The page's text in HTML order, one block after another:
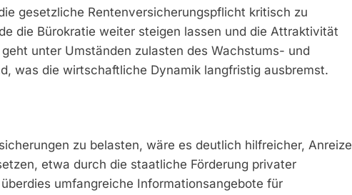
gesetzliche Rentenversicherungspflicht kritisch zu
die Bürokratie weiter steigen lassen und die Attraktivität
unter Umständen zulasten des Wachstums- und
was die wirtschaftliche Dynamik langfristig ausbremst.
zu belasten, wäre es deutlich hilfreicher, Anreize
etwa durch die staatliche Förderung privater
umfangreiche Informationsangebote für